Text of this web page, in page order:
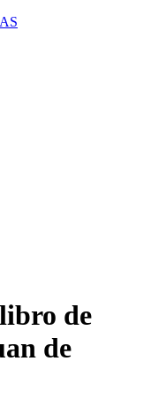
de
de